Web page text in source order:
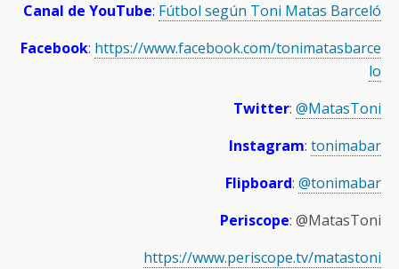
Canal de YouTube: Fútbol según Toni Matas Barceló
Facebook: https://www.facebook.com/tonimatasbarce
lo
Twitter: @MatasToni
Instagram: tonimabar
Flipboard: @tonimabar
Periscope: @MatasToni
https://www.periscope.tv/matastoni